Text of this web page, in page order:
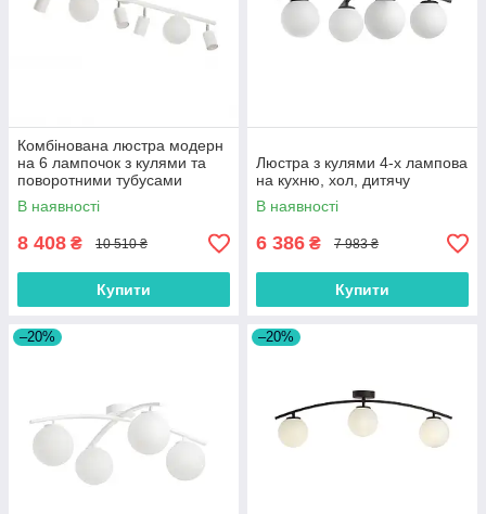
Комбінована люстра модерн
на 6 лампочок з кулями та
поворотними тубусами
В наявності
8 408 ₴ 10 510 ₴
Купити
Люстра з кулями 4-х лампова
на кухню, хол, дитячу
В наявності
6 386 ₴ 7 983 ₴
Купити
–20% –20%